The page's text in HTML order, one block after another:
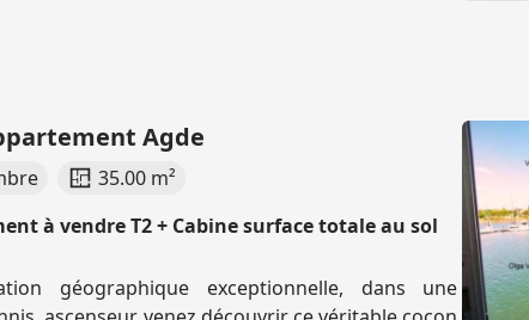
Agde
35.00 m²
à vendre T2 + Cabine surface totale au sol
géographique exceptionnelle, dans une